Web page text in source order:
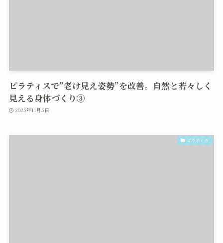
ピラティスで”老け見え姿勢”を改善。自然と若々しく
見える身体づくり③
2025年11月5日
ピラティス